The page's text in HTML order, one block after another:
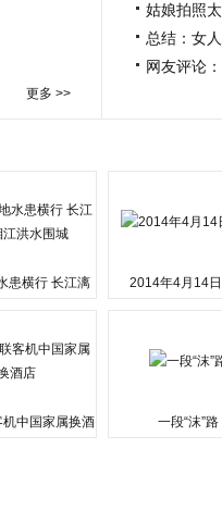
更多 >>
姑娘拍照
总结：女
网友评论
患横行 长江漓
2014年4月14
中国家属换酒
一段“沫”路